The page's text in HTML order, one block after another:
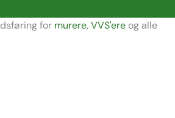
for murere,VVS'ere og alle